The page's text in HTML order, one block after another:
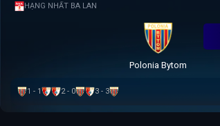
HẠNG NHẤT BA LAN
Polonia Bytom
1 - 1 2 - 0 3 - 3